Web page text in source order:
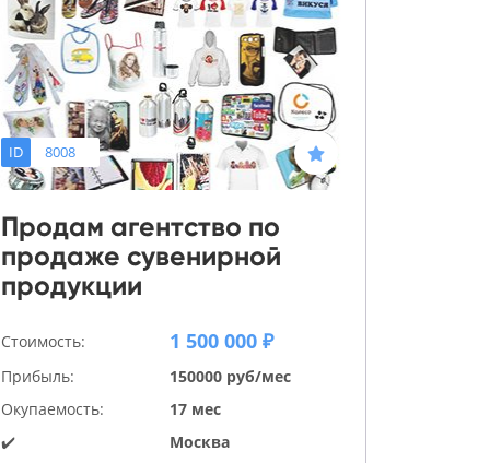
ID 8008
Продам агентство по
продаже сувенирной
продукции
Стоимость: 1 500 000 ₽
Прибыль:
150000 руб/мес
Окупаемость:
17 мес
✔️
Москва